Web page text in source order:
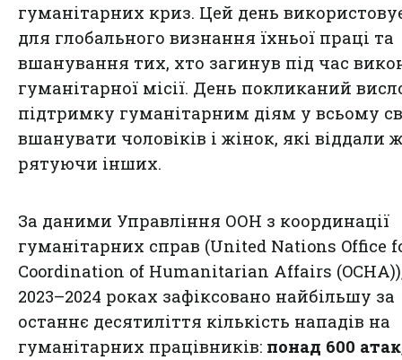
гуманітарних криз. Цей день
для глобального визнання їхньої праці та
вшанування тих, хто загинув під час
гуманітарної місії. День покликаний
підтримку гуманітарним діям у всьому
вшанувати чоловіків і жінок, які віддали
рятуючи інших.
За даними Управління ООН з координації
гуманітарних справ (United Nations Office
Coordination of Humanitarian Affairs
2023–2024 роках зафіксовано найбільшу за
останнє десятиліття кількість нападів на
гуманітарних працівників: понад 600 атак